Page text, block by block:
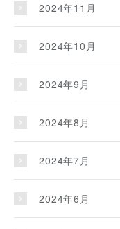
2024年11月
2024年10月
2024年9月
2024年8月
2024年7月
2024年6月